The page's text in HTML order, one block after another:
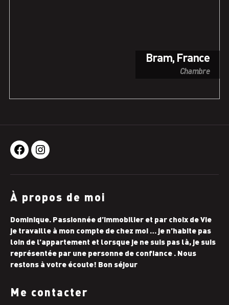
Bram, France
Chambre
FacebookInstagram
À propos de moi
Dominique. Passionnée d’immobilier et par choix de Vie
je travaille à mon compte de chez moi … je n’habite pas
loin de l’appartement et lorsque je ne suis pas là, je suis
représentée par une personne de confiance . Nous
restons à votre écoute! Bon séjour
Me contacter